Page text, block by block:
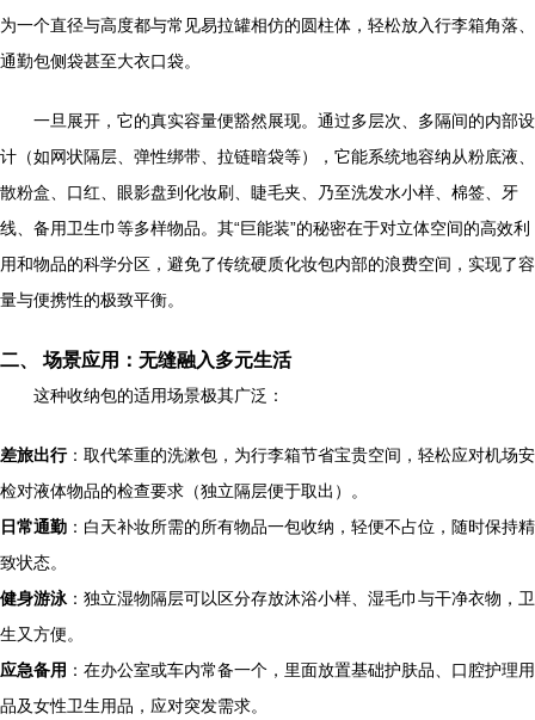
为一个直径与高度都与常见易拉罐相仿的圆柱体，轻松放入行李箱角落、
通勤包侧袋甚至大衣口袋。
一旦展开，它的真实容量便豁然展现。通过多层次、多隔间的内部设
计（如网状隔层、弹性绑带、拉链暗袋等），它能系统地容纳从粉底液、
散粉盒、口红、眼影盘到化妆刷、睫毛夹、乃至洗发水小样、棉签、牙
线、备用卫生巾等多样物品。其“巨能装”的秘密在于对立体空间的高效利
用和物品的科学分区，避免了传统硬质化妆包内部的浪费空间，实现了容
量与便携性的极致平衡。
二、 场景应用：无缝融入多元生活
这种收纳包的适用场景极其广泛：
差旅出行：取代笨重的洗漱包，为行李箱节省宝贵空间，轻松应对机场安
检对液体物品的检查要求（独立隔层便于取出）。
日常通勤 ：白天补妆所需的所有物品一包收纳，轻便不占位，随时保持精
致状态。
健身游泳 ：独立湿物隔层可以区分存放沐浴小样、湿毛巾与干净衣物，卫
生又方便。
应急备用 ：在办公室或车内常备一个，里面放置基础护肤品、口腔护理用
品及女性卫生用品，应对突发需求。